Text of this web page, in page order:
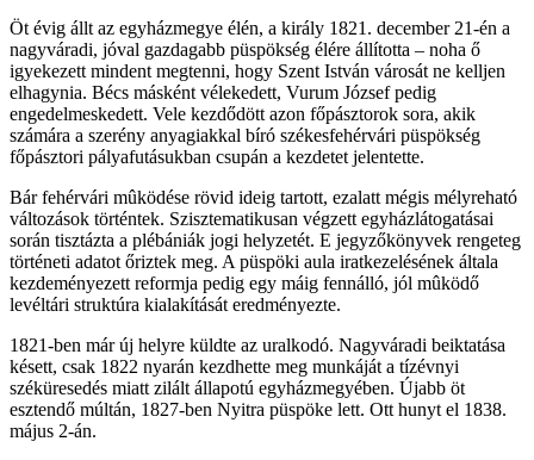
Öt évig állt az egyházmegye élén, a király 1821. december 21-én a
nagyváradi, jóval gazdagabb püspökség élére állította – noha ő
igyekezett mindent megtenni, hogy Szent István városát ne kelljen
elhagynia. Bécs másként vélekedett, Vurum József pedig
engedelmeskedett. Vele kezdődött azon főpásztorok sora, akik
számára a szerény anyagiakkal bíró székesfehérvári püspökség
főpásztori pályafutásukban csupán a kezdetet jelentette.
Bár fehérvári mûködése rövid ideig tartott, ezalatt mégis mélyreható
változások történtek. Szisztematikusan végzett egyházlátogatásai
során tisztázta a plébániák jogi helyzetét. E jegyzőkönyvek rengeteg
történeti adatot őriztek meg. A püspöki aula iratkezelésének általa
kezdeményezett reformja pedig egy máig fennálló, jól mûködő
levéltári struktúra kialakítását eredményezte.
1821-ben már új helyre küldte az uralkodó. Nagyváradi beiktatása
késett, csak 1822 nyarán kezdhette meg munkáját a tízévnyi
széküresedés miatt zilált állapotú egyházmegyében. Újabb öt
esztendő múltán, 1827-ben Nyitra püspöke lett. Ott hunyt el 1838.
május 2-án.